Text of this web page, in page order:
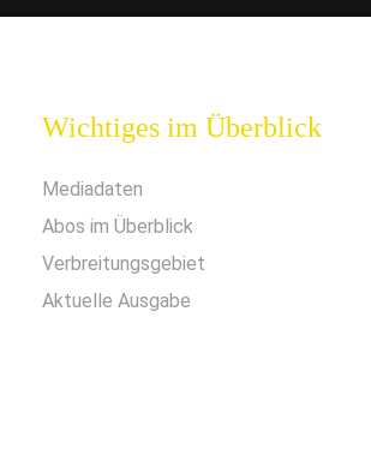
Wichtiges im Überblick
Mediadaten
Abos im Überblick
Verbreitungsgebiet
Aktuelle Ausgabe